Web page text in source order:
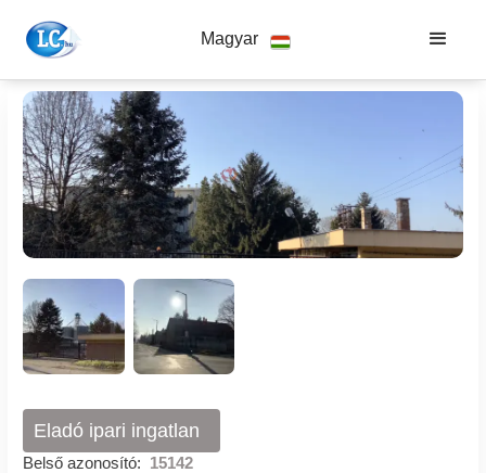
Magyar
Eladó ipari ingatlan
Belső azonosító: 15142